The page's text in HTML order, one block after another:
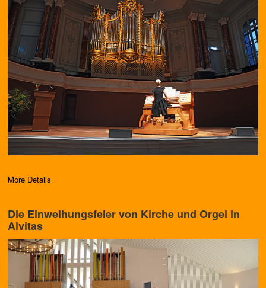
More Details
Die Einweihungsfeier von Kirche und Orgel in
Alvitas